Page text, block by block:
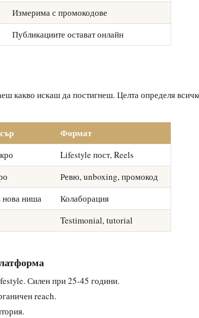
Измерима с промокодове
Публикациите остават онлайн
какво искаш да постигнеш. Целта определя
Формат
Lifestyle пост, Reels
Ревю, unboxing, промокод
ниша
Колаборация
Testimonial, tutorial
Силен при 25-45 години.
reach.